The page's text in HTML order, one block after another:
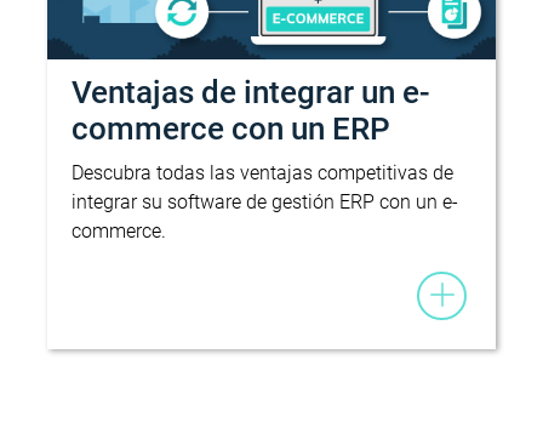
Ventajas de integrar un e-
commerce con un ERP
Descubra todas las ventajas competitivas de
integrar su software de gestión ERP con un e-
commerce.